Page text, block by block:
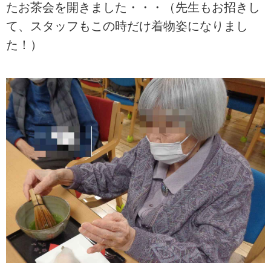
たお茶会を開きました・・・（先生もお招きし
て、スタッフもこの時だけ着物姿になりまし
た！）